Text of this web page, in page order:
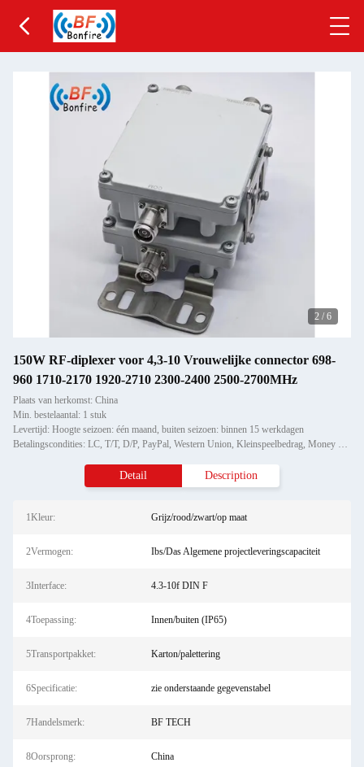
2 / 6
150W RF-diplexer voor 4,3-10 Vrouwelijke connector 698-
960 1710-2170 1920-2710 2300-2400 2500-2700MHz
Plaats van herkomst: China
Min. bestelaantal: 1 stuk
Levertijd: Hoogte seizoen: één maand, buiten seizoen: binnen 15 werkdagen
Betalingscondities: LC, T/T, D/P, PayPal, Western Union, Kleinspeelbedrag, Money Gram
Detail Description
1Kleur: Grijz/rood/zwart/op maat
2Vermogen: Ibs/Das Algemene projectleveringscapaciteit
3Interface: 4.3-10f DIN F
4Toepassing: Innen/buiten (IP65)
5Transportpakket: Karton/palettering
6Specificatie: zie onderstaande gegevenstabel
7Handelsmerk: BF TECH
8Oorsprong: China